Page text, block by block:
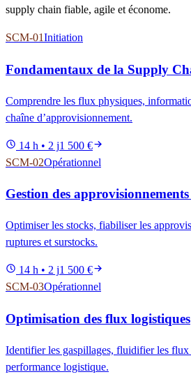
supply chain fiable, agile et économe.
SCM-01Initiation
Fondamentaux de la Supply
Comprendre les flux physiques,
chaîne d’approvisionnement.
14 h • 2 j1 500 €
SCM-02Opérationnel
Gestion des approvisionnements
Optimiser les stocks, fiabiliser les
ruptures et surstocks.
14 h • 2 j1 500 €
SCM-03Opérationnel
Optimisation des flux logistiques
Identifier les gaspillages, fluidifier les flux
performance logistique.